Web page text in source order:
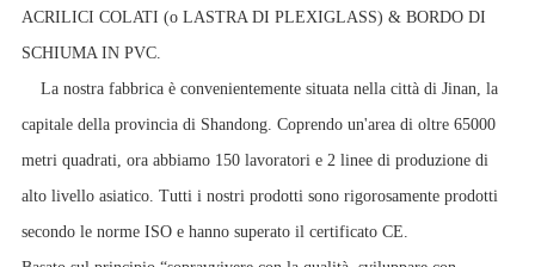
ACRILICI COLATI (o LASTRA DI PLEXIGLASS) & BORDO DI
SCHIUMA IN PVC.
La nostra fabbrica è convenientemente situata nella città di Jinan, la
capitale della provincia di Shandong. Coprendo un'area di oltre 65000
metri quadrati, ora abbiamo 150 lavoratori e 2 linee di produzione di
alto livello asiatico. Tutti i nostri prodotti sono rigorosamente prodotti
secondo le norme ISO e hanno superato il certificato CE.